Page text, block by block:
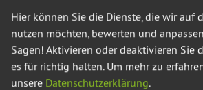
tatsächlich erfolgt. Darauf warten die
Jahren“, sagt Frederking.
"Es ist bewiesen, dass die Giftgrube
Inventar gefährlich für Mensch, Umwelt,
Hier können Sie die Dienste, die wir auf
nutzen möchten, bewerten und
Sagen! Aktivieren oder deaktivieren Sie
es für richtig halten. Um mehr zu
unsere Datenschutzerklärung.